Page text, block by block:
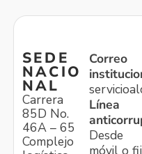
SEDE
NACIO
NAL
Carrera
85D No.
46A – 65
Complejo
Correo
Línea
Desde